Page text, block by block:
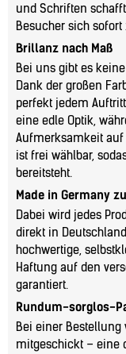
und Schriften
Besucher sich
Brillanz nach Maß
Bei uns gibt es
Dank der großen
perfekt jedem
eine edle Optik,
Aufmerksamkeit auf
ist frei wählbar,
bereitsteht.
Made in Germany
Dabei wird jedes
direkt in
hochwertige,
Haftung auf den
garantiert.
Rundum-sorglos-
Bei einer
mitgeschickt – eine